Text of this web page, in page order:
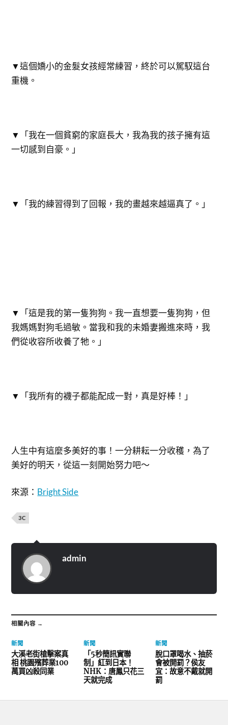
▼這個嬌小的金髮女孩經常練習，終於可以駕馭這台
重機。
▼「我在一個貧窮的家庭長大，我為我的孩子擁有這
一切感到自豪。」
▼「我的練習得到了回報，我的畫越來越逼真了。」
▼「這是我的第一隻狗狗。我一直想要一隻狗狗，但
我媽媽對狗毛過敏。當我和我的未婚妻搬進來時，我
們從收容所收養了牠。」
▼「我所有的襪子都能配成一對，真是好棒！」
人生中有這麼多美好的事！一分耕耘一分收穫，為了
美好的明天，從這一刻開始努力吧～
來源： Bright Side
3C
admin
相關內容 →
新聞
大溪老街槍擊案真
相 桃園殯葬業100
萬買凶殺同業
新聞
「5秒簡訊實聯
制」紅到日本！
NHK：唐鳳只花三
天就完成
新聞
脫口罩喝水、抽菸
會被開罰？侯友
宜：故意不戴就開
罰